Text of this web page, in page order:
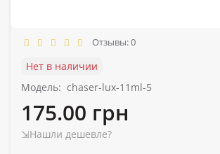
Отзывы: 0
Нет в наличии
Модель: chaser-lux-11ml-5
175.00 грн
⇲Нашли дешевле?